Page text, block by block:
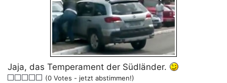
Jaja, das Temperament der Südländer.
(0 Votes - jetzt abstimmen!)